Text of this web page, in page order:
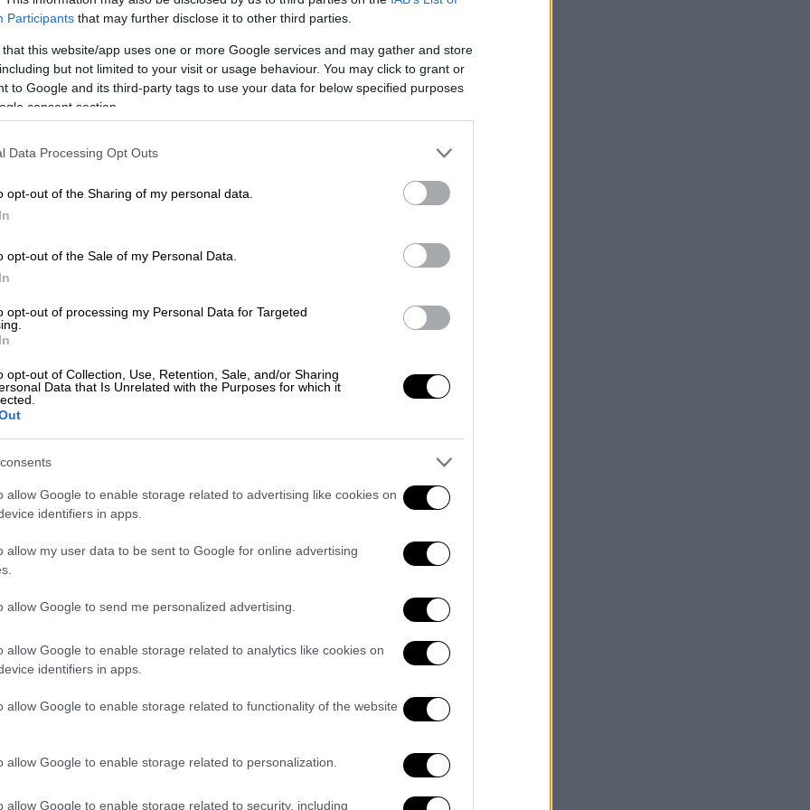
Participants that may further disclose it to other third parties.
that this website/app uses one or more Google services and may gather and store
but not limited to your visit or usage behaviour. You may click to grant or
to Google and its third-party tags to use your data for below specified purposes
consent section.
Data Processing Opt Outs
opt-out of the Sharing of my personal data.
opt-out of the Sale of my Personal Data.
opt-out of processing my Personal Data for Targeted
opt-out of Collection, Use, Retention, Sale, and/or Sharing
Data that Is Unrelated with the Purposes for which it
allow Google to enable storage related to advertising like cookies on
identifiers in apps.
allow my user data to be sent to Google for online advertising
allow Google to send me personalized advertising.
allow Google to enable storage related to analytics like cookies on
identifiers in apps.
allow Google to enable storage related to functionality of the website
allow Google to enable storage related to personalization.
allow Google to enable storage related to security, including
Απόπειρα δολοφονίας του
αθωώθηκαν παμψηφεί
ναυαρχίδα και «καίγεται»
ο Γ’, γιος του Βασιλείου Α’ του
αύριο, ήπιε σαν να μην ξανάγγιζαν ποτέ
τραπέζι και κάλεσε τους αυλικούς του
με το σημερινό πόλο, το άθλημα
χτυπούν μια μπάλα με μπαστούνια.
εαυτόν· κουράστηκε τόσο πολύ που
την μύτη μέχρι που στο τέλος
επομένη ημέρα απλώς διαπιστώθηκε
ήταν γοητευτικός, επιπόλαιος,
βιο και στις αθλητικές
ανίκανος. Πολλοί τον θεωρούν σκληρό
ειδωλολατρία, αφού, όπως λέγεται,
να θεραπευτεί η ανικανότητά του.
Νορμανδία - Οι σύμμαχοι χαλάνε